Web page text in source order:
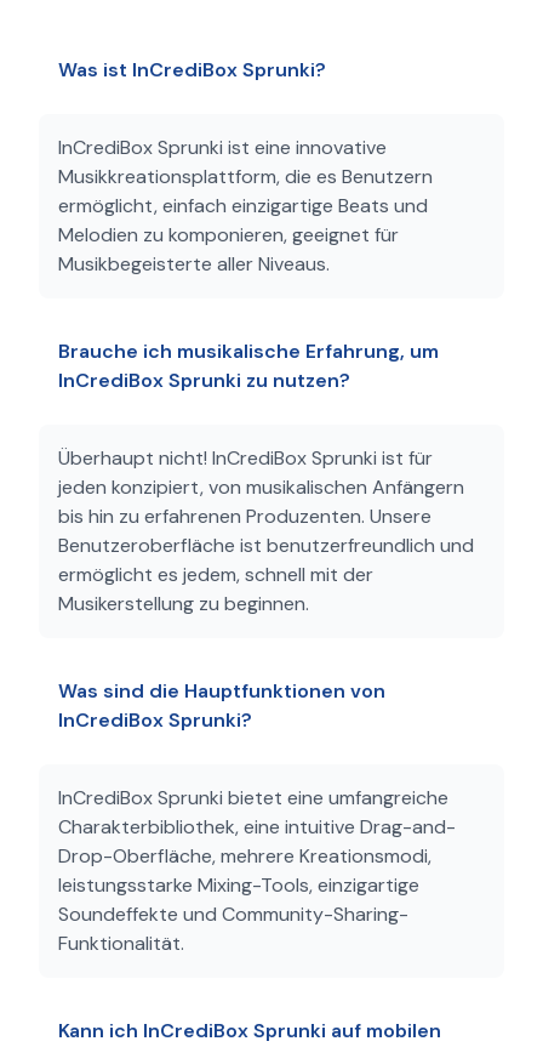
Was ist InCrediBox Sprunki?
InCrediBox Sprunki ist eine innovative
Musikkreationsplattform, die es Benutzern
ermöglicht, einfach einzigartige Beats und
Melodien zu komponieren, geeignet für
Musikbegeisterte aller Niveaus.
Brauche ich musikalische Erfahrung, um
InCrediBox Sprunki zu nutzen?
Überhaupt nicht! InCrediBox Sprunki ist für
jeden konzipiert, von musikalischen Anfängern
bis hin zu erfahrenen Produzenten. Unsere
Benutzeroberfläche ist benutzerfreundlich und
ermöglicht es jedem, schnell mit der
Musikerstellung zu beginnen.
Was sind die Hauptfunktionen von
InCrediBox Sprunki?
InCrediBox Sprunki bietet eine umfangreiche
Charakterbibliothek, eine intuitive Drag-and-
Drop-Oberfläche, mehrere Kreationsmodi,
leistungsstarke Mixing-Tools, einzigartige
Soundeffekte und Community-Sharing-
Funktionalität.
Kann ich InCrediBox Sprunki auf mobilen